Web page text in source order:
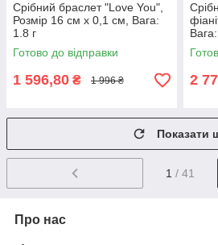
Срібний браслет "Love You",
Розмір 16 см x 0,1 см, Вага:
1.8 г
Готово до відправки
1 596,80 ₴ 1 996 ₴ 2
Показати
1 / 41
Про нас